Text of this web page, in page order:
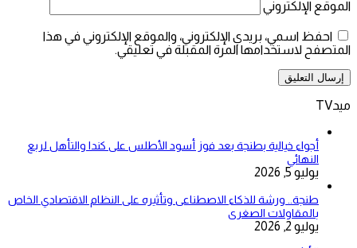
الموقع الإلكتروني
احفظ اسمي، بريدي الإلكتروني، والموقع الإلكتروني في هذا
المتصفح لاستخدامها المرة المقبلة في تعليقي.
ميدTV
أجواء خيالية بطنجة بعد فوز أسود الأطلس على كندا والتأهل لربع
النهائي
يوليو 5, 2026
طنجة.. ورشة للذكاء الاصطناعى وتأثيره على النظام الاقتصادي الخاص
بالمقاولات الصغرى
يوليو 2, 2026